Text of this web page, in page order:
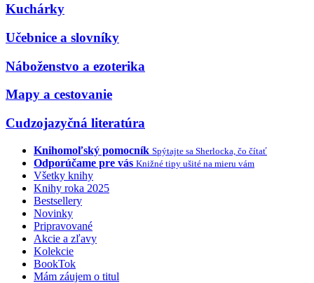
Kuchárky
Učebnice a slovníky
Náboženstvo a ezoterika
Mapy a cestovanie
Cudzojazyčná literatúra
Knihomoľský pomocník Spýtajte sa Sherlocka, čo čítať
Odporúčame pre vás Knižné tipy ušité na mieru vám
Všetky knihy
Knihy roka 2025
Bestsellery
Novinky
Pripravované
Akcie a zľavy
Kolekcie
BookTok
Mám záujem o titul